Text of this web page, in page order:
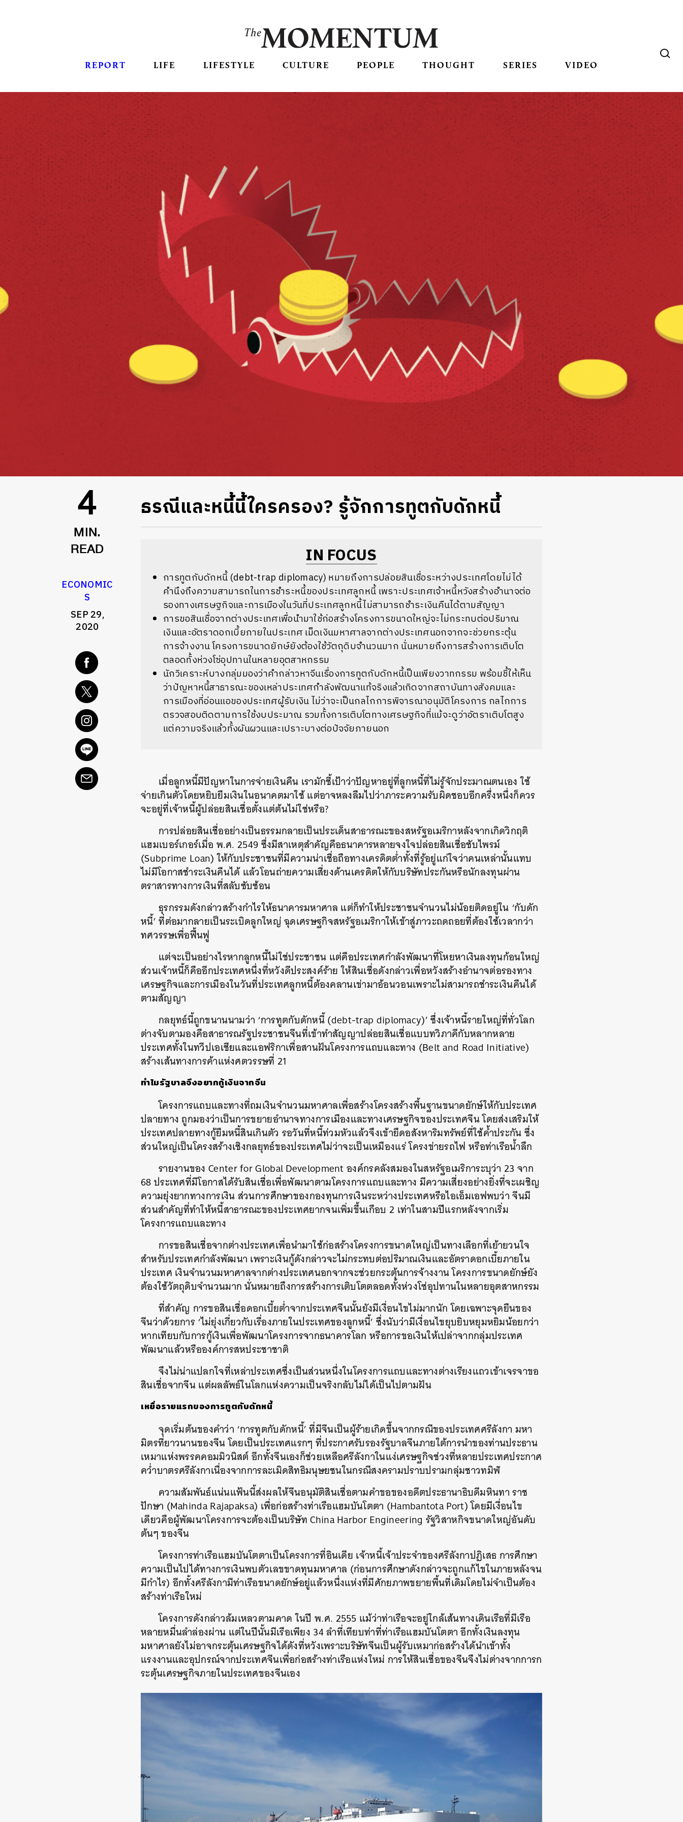
REPORT LIFE LIFESTYLE CULTURE PEOPLE THOUGHT SERIES VIDEO
4
MIN.
READ
ECONOMIC
S
SEP 29,
2020
ธรณีและหนี้นี้ใครครอง? รู้จักการทูตกับดักหนี้
IN FOCUS
การทูตกับดักหนี้ (debt-trap diplomacy) หมายถึงการปล่อยสินเชื่อระหว่างประเทศโดยไม่ได้
คำนึงถึงความสามารถในการชำระหนี้ของประเทศลูกหนี้ เพราะประเทศเจ้าหนี้หวังสร้างอำนาจต่อ
รองทางเศรษฐกิจและการเมืองในวันที่ประเทศลูกหนี้ไม่สามารถชำระเงินคืนได้ตามสัญญา
การขอสินเชื่อจากต่างประเทศเพื่อนำมาใช้ก่อสร้างโครงการขนาดใหญ่จะไม่กระทบต่อปริมาณ
เงินและอัตราดอกเบี้ยภายในประเทศเม็ดเงินมหาศาลจากต่างประเทศนอกจากจะช่วยกระตุ้น
การจ้างงานโครงการขนาดยักษ์ยังต้องใช้วัตถุดิบจำนวนมาก นั่นหมายถึงการสร้างการเติบโต
ตลอดทั้งห่วงโซ่อุปทานในหลายอุตสาหกรรม
นักวิเคราะห์บางกลุ่มมองว่าคำกล่าวหาจีนเรื่องการทูตกับดักหนี้เป็นเพียงวาทกรรม พร้อมชี้ให้เห็น
ว่าปัญหาหนี้สาธารณะของเหล่าประเทศกำลังพัฒนาแท้จริงแล้วเกิดจากสถาบันทางสังคมและ
การเมืองที่อ่อนแอของประเทศผู้รับเงินไม่ว่าจะเป็นกลไกการพิจารณาอนุมัติโครงการ กลไกการ
ตรวจสอบติดตามการใช้งบประมาณ รวมทั้งการเติบโตทางเศรษฐกิจที่แม้จะดูว่าอัตราเติบโตสูง
แต่ความจริงแล้วทั้งผันผวนและเปราะบางต่อปัจจัยภายนอก
เมื่อลูกหนี้มีปัญหาในการจ่ายเงินคืน เรามักชี้เป้าว่าปัญหาอยู่ที่ลูกหนี้ที่ไม่รู้จักประมาณตนเอง ใช้
จ่ายเกินตัวโดยหยิบยืมเงินในอนาคตมาใช้แต่อาจหลงลืมไปว่าภาระความรับผิดชอบอีกครึ่งหนึ่งก็ควร
จะอยู่ที่เจ้าหนี้ผู้ปล่อยสินเชื่อตั้งแต่ต้นไม่ใช่หรือ?
การปล่อยสินเชื่ออย่างเป็นธรรมกลายเป็นประเด็นสาธารณะของสหรัฐอเมริกาหลังจากเกิดวิกฤติ
แฮมเบอร์เกอร์เมื่อ พ.ศ. 2549ซึ่งมีสาเหตุสำคัญคือธนาคารหลายจงใจปล่อยสินเชื่อซับไพรม์
(Subprime Loan)ให้กับประชาชนที่มีความน่าเชื่อถือทางเครดิตต่ำทั้งที่รู้อยู่แก่ใจว่าคนเหล่านั้นแทบ
ไม่มีโอกาสชำระเงินคืนได้แล้วโอนถ่ายความเสี่ยงด้านเครดิตให้กับบริษัทประกันหรือนักลงทุนผ่าน
ตราสารทางการเงินที่สลับซับซ้อน
ธุรกรรมดังกล่าวสร้างกำไรให้ธนาคารมหาศาล แต่ก็ทำให้ประชาชนจำนวนไม่น้อยติดอยู่ใน ‘กับดัก
หนี้’ที่ต่อมากลายเป็นระเบิดลูกใหญ่ฉุดเศรษฐกิจสหรัฐอเมริกาให้เข้าสู่ภาวะถดถอยที่ต้องใช้เวลากว่า
ทศวรรษเพื่อฟื้นฟู
แต่จะเป็นอย่างไรหากลูกหนี้ไม่ใช่ประชาชน แต่คือประเทศกำลังพัฒนาที่โหยหาเงินลงทุนก้อนใหญ่
ส่วนเจ้าหนี้ก็คืออีกประเทศหนึ่งที่หวังดีประสงค์ร้าย ให้สินเชื่อดังกล่าวเพื่อหวังสร้างอำนาจต่อรองทาง
เศรษฐกิจและการเมืองในวันที่ประเทศลูกหนี้ต้องคลานเข่ามาอ้อนวอนเพราะไม่สามารถชำระเงินคืนได้
ตามสัญญา
กลยุทธ์นี้ถูกขนานนามว่า ‘การทูตกับดักหนี้(debt-trap diplomacy)’ซึ่งเจ้าหนี้รายใหญ่ที่ทั่วโลก
ต่างจับตามองคือสาธารณรัฐประชาชนจีนที่เข้าทำสัญญาปล่อยสินเชื่อแบบทวิภาคีกับหลากหลาย
ประเทศทั้งในทวีปเอเชียและแอฟริกาเพื่อสานฝันโครงการแถบและทาง (Belt and Road Initiative)
สร้างเส้นทางการค้าแห่งศตวรรษที่ 21
ทำไมรัฐบาลจึงอยากกู้เงินจากจีน
โครงการแถบและทางที่ถมเงินจำนวนมหาศาลเพื่อสร้างโครงสร้างพื้นฐานขนาดยักษ์ให้กับประเทศ
ปลายทาง ถูกมองว่าเป็นการขยายอำนาจทางการเมืองและทางเศรษฐกิจของประเทศจีนโดยส่งเสริมให้
ประเทศปลายทางกู้ยืมหนี้สินเกินตัว รอวันที่หนี้ท่วมหัวแล้วจึงเข้ายึดอสังหาริมทรัพย์ที่ใช้ค้ำประกันซึ่ง
ส่วนใหญ่เป็นโครงสร้างเชิงกลยุทธ์ของประเทศไม่ว่าจะเป็นเหมืองแร่โครงข่ายรถไฟ หรือท่าเรือน้ำลึก
รายงานของ Center for Global Developmentองค์กรคลังสมองในสหรัฐอเมริการะบุว่า 23 จาก
68ประเทศที่มีโอกาสได้รับสินเชื่อเพื่อพัฒนาตามโครงการแถบและทาง มีความเสี่ยงอย่างยิ่งที่จะเผชิญ
ความยุ่งยากทางการเงินส่วนการศึกษาของกองทุนการเงินระหว่างประเทศหรือไอเอ็มเอฟพบว่าจีนมี
ส่วนสำคัญที่ทำให้หนี้สาธารณะของประเทศยากจนเพิ่มขึ้นเกือบ 2 เท่าในสามปีแรกหลังจากเริ่ม
โครงการแถบและทาง
การขอสินเชื่อจากต่างประเทศเพื่อนำมาใช้ก่อสร้างโครงการขนาดใหญ่เป็นทางเลือกที่เย้ายวนใจ
สำหรับประเทศกำลังพัฒนา เพราะเงินกู้ดังกล่าวจะไม่กระทบต่อปริมาณเงินและอัตราดอกเบี้ยภายใน
ประเทศ เงินจำนวนมหาศาลจากต่างประเทศนอกจากจะช่วยกระตุ้นการจ้างงานโครงการขนาดยักษ์ยัง
ต้องใช้วัตถุดิบจำนวนมากนั่นหมายถึงการสร้างการเติบโตตลอดทั้งห่วงโซ่อุปทานในหลายอุตสาหกรรม
ที่สำคัญ การขอสินเชื่อดอกเบี้ยต่ำจากประเทศจีนนั้นยังมีเงื่อนไขไม่มากนัก โดยเฉพาะจุดยืนของ
จีนว่าด้วยการ‘ไม่ยุ่งเกี่ยวกับเรื่องภายในประเทศของลูกหนี้’ ซึ่งนับว่ามีเงื่อนไขยุบยิบหยุมหยิมน้อยกว่า
หากเทียบกับการกู้เงินเพื่อพัฒนาโครงการจากธนาคารโลก หรือการขอเงินให้เปล่าจากกลุ่มประเทศ
พัฒนาแล้วหรือองค์การสหประชาชาติ
จึงไม่น่าแปลกใจที่เหล่าประเทศซึ่งเป็นส่วนหนึ่งในโครงการแถบและทางต่างเรียงแถวเข้าเจรจาขอ
สินเชื่อจากจีนแต่ผลลัพธ์ในโลกแห่งความเป็นจริงกลับไม่ได้เป็นไปตามฝัน
เหยื่อรายแรกของการทูตกับดักหนี้
จุดเริ่มต้นของคำว่า ‘การทูตกับดักหนี้’ที่มีจีนเป็นผู้ร้ายเกิดขึ้นจากกรณีของประเทศศรีลังกา มหา
มิตรที่ยาวนานของจีนโดยเป็นประเทศแรกๆ ที่ประกาศรับรองรัฐบาลจีนภายใต้การนำของท่านประธาน
เหมาแห่งพรรคคอมมิวนิสต์อีกทั้งจีนเองก็ช่วยเหลือศรีลังกาในแง่เศรษฐกิจช่วงที่หลายประเทศประกาศ
คว่ำบาตรศรีลังกาเนื่องจากการละเมิดสิทธิมนุษยชนในกรณีสงครามปราบปรามกลุ่มชาวทมิฬ
ความสัมพันธ์แน่นแฟ้นนี้ส่งผลให้จีนอนุมัติสินเชื่อตามคำขอของอดีตประธานาธิบดีมหินทาราช
ปักษา (Mahinda Rajapaksa) เพื่อก่อสร้างท่าเรือแฮมบันโตตา (Hambantota Port)โดยมีเงื่อนไข
เดียวคือผู้พัฒนาโครงการจะต้องเป็นบริษัทChina Harbor Engineering รัฐวิสาหกิจขนาดใหญ่อันดับ
ต้นๆของจีน
โครงการท่าเรือแฮมบันโตตาเป็นโครงการที่อินเดีย เจ้าหนี้เจ้าประจำของศรีลังกาปฏิเสธการศึกษา
ความเป็นไปได้ทางการเงินพบตัวเลขขาดทุนมหาศาล (ก่อนการศึกษาดังกล่าวจะถูกแก้ไขในภายหลังจน
มีกำไร) อีกทั้งศรีลังกามีท่าเรือขนาดยักษ์อยู่แล้วหนึ่งแห่งที่มีศักยภาพขยายพื้นที่เดิมโดยไม่จำเป็นต้อง
สร้างท่าเรือใหม่
โครงการดังกล่าวล้มเหลวตามคาด ในปี พ.ศ. 2555 แม้ว่าท่าเรือจะอยู่ใกล้เส้นทางเดินเรือที่มีเรือ
หลายหมื่นลำล่องผ่าน แต่ในปีนั้นมีเรือเพียง 34ลำที่เทียบท่าที่ท่าเรือแฮมบันโตตาอีกทั้งเงินลงทุน
มหาศาลยังไม่อาจกระตุ้นเศรษฐกิจได้ดังที่หวังเพราะบริษัทจีนเป็นผู้รับเหมาก่อสร้างได้นำเข้าทั้ง
แรงงานและอุปกรณ์จากประเทศจีนเพื่อก่อสร้างท่าเรือแห่งใหม่ การให้สินเชื่อของจีนจึงไม่ต่างจากการก
ระตุ้นเศรษฐกิจภายในประเทศของจีนเอง
ค้นหา
SHARE TWEET LINE EMAIL